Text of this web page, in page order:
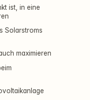
ist, in eine
Solarstroms
maximieren